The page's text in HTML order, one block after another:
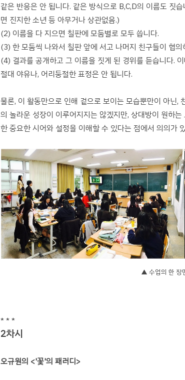
같은 반응은 안 됩니다. 같은 방식으로 B,C,D의 이름도 짓
면 진지한 소년 등 아무거나 상관없음.)
(2) 이름을 다 지으면 칠판에 모둠별로 모두 씁니다.
(3) 한 모둠씩 나와서 칠판 앞에 서고 나머지 친구들이 협
(4) 결과를 공개하고 그 이름을 짓게 된 경위를 듣습니다.
절대 야유나, 어리둥절한 표정은 안 됩니다.
물론, 이 활동만으로 인해 겉으로 보이는 모습뿐만이 아닌,
의 놀라운 성장이 이루어지지는 않겠지만, 상대방이 원하
한 중요한 시어와 설정을 이해할 수 있다는 점에서 의의가
▲ 수업의 한 장
* * *
2차시
오규원의 <'꽃'의 패러디>